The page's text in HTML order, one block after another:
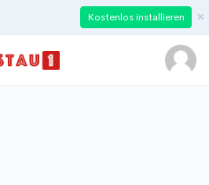
Kostenlos installieren ×